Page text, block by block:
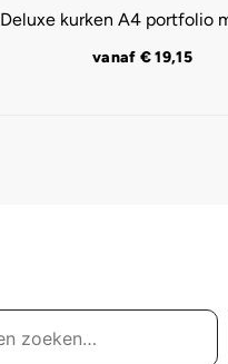
Deluxe kurken A4 portfolio
vanaf €19,15